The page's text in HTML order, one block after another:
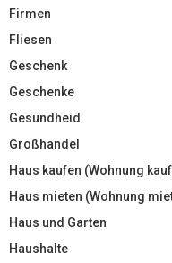
Firmen
Fliesen
Geschenk
Geschenke
Gesundheid
Großhandel
Haus kaufen (Wohnung
Haus mieten (Wohnung
Haus und Garten
Haushalte